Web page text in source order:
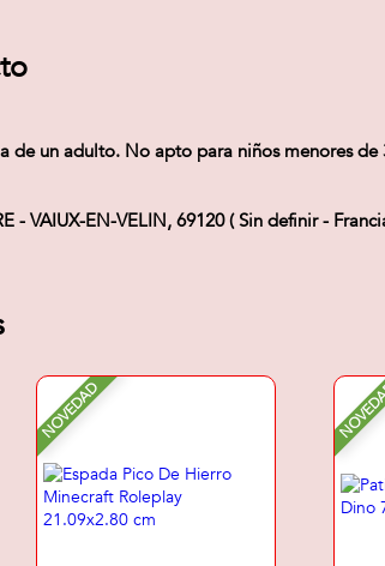
un adulto. No apto para niños menores
- VAIUX-EN-VELIN, 69120 ( Sin definir -
NOVEDAD